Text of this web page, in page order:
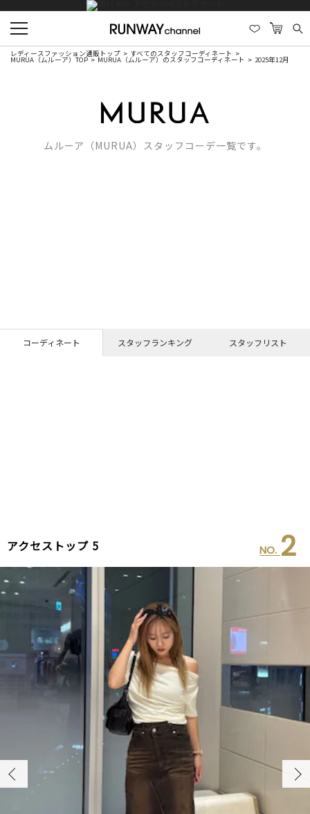
レディースファッション通販トップ すべてのスタッフコーディネート
MURUA（ムルーア）TOP MURUA（ムルーア）のスタッフコーディネート 2025年12月
ムルーア（MURUA）スタッフコーデ一覧です。
コーディネート スタッフランキング スタッフリスト
アクセストップ 5 NO. 2